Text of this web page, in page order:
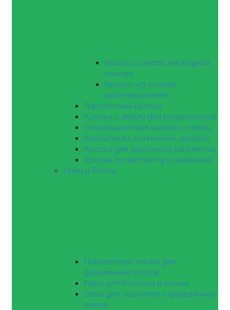
Краски и эмали на водной
основе
Краски на основе
растворителя
Аэрозольны краски
Краски и эмали для радиаторов
Огнезащитные краски и эмали
Красители, пигменты, колеры
Краски для дорожной разметки
Краски по металлу и ржавчине
Лаки и Воски
Паркетные масла для
деревянных полов
Лаки для бетона и камня
Лаки для паркета и деревянных
полов